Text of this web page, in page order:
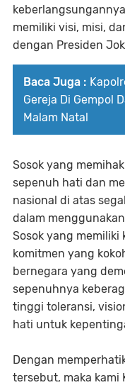
memiliki visi, misi,
dengan Presiden
Baca Juga :
Gereja Di Gempol
Malam Natal
Sosok yang
sepenuh hati dan
nasional di atas
dalam
Sosok yang memiliki
komitmen yang
bernegara yang
sepenuhnya
tinggi toleransi,
hati untuk
Dengan
tersebut, maka kami